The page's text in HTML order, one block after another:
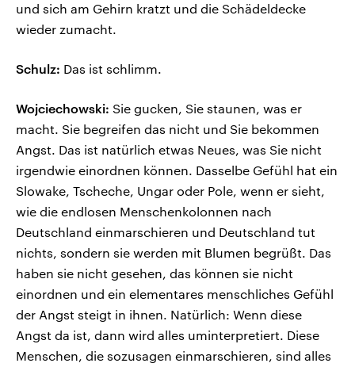
und sich am Gehirn kratzt und die Schädeldecke
wieder zumacht.
Schulz: Das ist schlimm.
Wojciechowski: Sie gucken, Sie staunen, was er
macht. Sie begreifen das nicht und Sie bekommen
Angst. Das ist natürlich etwas Neues, was Sie nicht
irgendwie einordnen können. Dasselbe Gefühl hat ein
Slowake, Tscheche, Ungar oder Pole, wenn er sieht,
wie die endlosen Menschenkolonnen nach
Deutschland einmarschieren und Deutschland tut
nichts, sondern sie werden mit Blumen begrüßt. Das
haben sie nicht gesehen, das können sie nicht
einordnen und ein elementares menschliches Gefühl
der Angst steigt in ihnen. Natürlich: Wenn diese
Angst da ist, dann wird alles uminterpretiert. Diese
Menschen, die sozusagen einmarschieren, sind alles